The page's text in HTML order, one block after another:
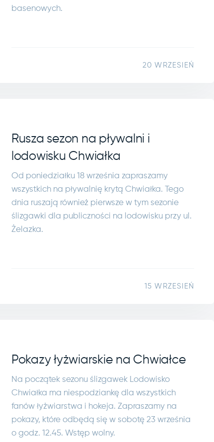
basenowych.
20 WRZESIEŃ
Rusza sezon na pływalni i
lodowisku Chwiałka
Od poniedziałku 18 września zapraszamy
wszystkich na pływalnię krytą Chwiałka. Tego
dnia ruszają również pierwsze w tym sezonie
ślizgawki dla publiczności na lodowisku przy ul.
Żelazka.
15 WRZESIEŃ
Pokazy łyżwiarskie na Chwiałce
Na początek sezonu ślizgawek Lodowisko
Chwiałka ma niespodziankę dla wszystkich
fanów łyżwiarstwa i hokeja. Zapraszamy na
pokazy, które odbędą się w sobotę 23 września
o godz. 12.45. Wstęp wolny.